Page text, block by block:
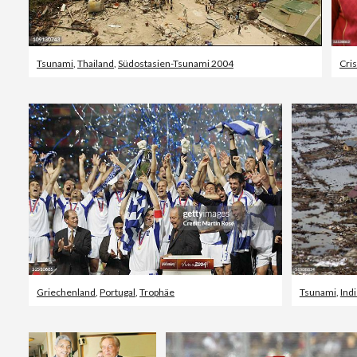
Tsunami Thailand Südostasien-Tsunami 2004
Griechenland Portugal Trophäe Tsunami,